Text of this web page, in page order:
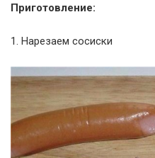
Приготовление:
1. Нарезаем сосиски